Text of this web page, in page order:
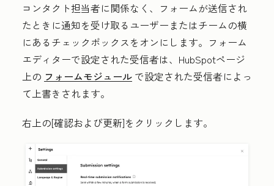
コンタクト担当者に関係なく、フォームが送信され
たときに通知を受け取るユーザーまたはチームの横
にあるチェックボックスをオンにします。フォーム
エディターで設定された受信者は、 HubSpotページ
上の フォームモジュール で設定された受信者によっ
て上書きされます。
右上の[確認および更新]をクリックします。